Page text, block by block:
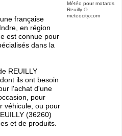
MOTO & SCOOTER
de votre ville pour voir notre
L(458) M
(295)
S (571) T(102)
française
en région
est connue pour
dans la
REUILLY
ils ont besoin
l'achat d'une
pour
véhicule, ou pour
(36260)
et de produits.
Météo pour motards
Reuilly ©
meteocity.com